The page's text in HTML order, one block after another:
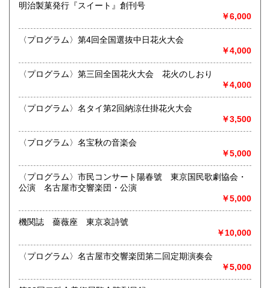
沖縄県 300円
書籍の買取について
買取 買取専用フリーダイヤル 0120-006-229 (担当・
井上)
す。
御整理・御売却はお気軽に当店にご相談ください。
お電話、メール等でご連絡次第、即日に参上いたします。古
書買い取り、古本買い取り、大量大歓迎です。
特に古いもの全般(和本、古文書、紙物チラシ、郷土資料、地
図、宗教、芸能、美術、文学、雑誌等)に力を入れておりま
す。
又書画骨董品も別部門で取り扱いしておりますので引越し増
愛知県・岐阜県を中心に近県の方、日時打ち合わせの後、ご
訪問し、見積もり・買入をさせていただきます。
まずはお気軽にご連絡ください。
お品物を送料着払いでお送りいただければ、即日に評価しご
連絡ご送金いたします。
愛知県江南市前飛保町栄284 扶桑文庫 担当井
上
明治製菓発行『スイート』創刊号
￥6,000
〈プログラム〉第4回全国選抜中日花火大会
￥4,000
〈プログラム〉第三回全国花火大会 花火のしおり
￥4,000
〈プログラム〉名タイ第2回納涼仕掛花火大会
￥3,500
〈プログラム〉名宝秋の音楽会
￥5,000
〈プログラム〉市民コンサート陽春號 東京国民歌劇協会・
公演 名古屋市交響楽団・公演
￥5,000
機関誌 薔薇座 東京哀詩號
￥10,000
〈プログラム〉名古屋市交響楽団第二回定期演奏会
￥5,000